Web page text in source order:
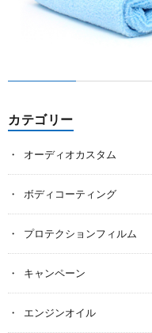
カテゴリー
オーディオカスタム
ボディコーティング
プロテクションフィルム
キャンペーン
エンジンオイル